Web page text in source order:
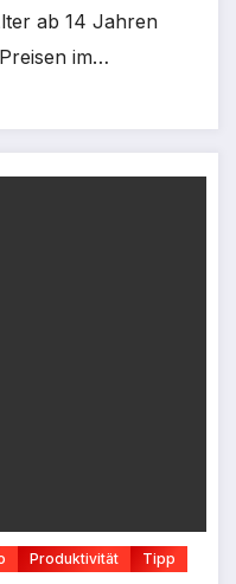
ab 14 Jahren
im…
Produktivität Tipp